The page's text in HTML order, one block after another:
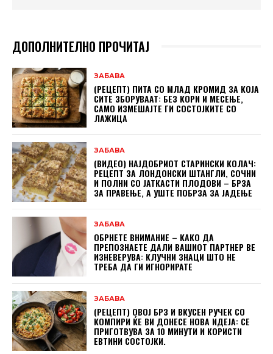
ДОПОЛНИТЕЛНО ПРОЧИТАЈ
ЗАБАВА
(РЕЦЕПТ) ПИТА СО МЛАД КРОМИД ЗА КОЈА
СИТЕ ЗБОРУВААТ: БЕЗ КОРИ И МЕСЕЊЕ,
САМО ИЗМЕШАЈТЕ ГИ СОСТОЈКИТЕ СО
ЛАЖИЦА
ЗАБАВА
(ВИДЕО) НАЈДОБРИОТ СТАРИНСКИ КОЛАЧ:
РЕЦЕПТ ЗА ЛОНДОНСКИ ШТАНГЛИ, СОЧНИ
И ПОЛНИ СО ЈАТКАСТИ ПЛОДОВИ – БРЗА
ЗА ПРАВЕЊЕ, А УШТЕ ПОБРЗА ЗА ЈАДЕЊЕ
ЗАБАВА
ОБРНЕТЕ ВНИМАНИЕ – КАКО ДА
ПРЕПОЗНАЕТЕ ДАЛИ ВАШИОТ ПАРТНЕР ВЕ
ИЗНЕВЕРУВА: КЛУЧНИ ЗНАЦИ ШТО НЕ
ТРЕБА ДА ГИ ИГНОРИРАТЕ
ЗАБАВА
(РЕЦЕПТ) ОВОЈ БРЗ И ВКУСЕН РУЧЕК СО
КОМПИРИ ЌЕ ВИ ДОНЕСЕ НОВА ИДЕЈА: СЕ
ПРИГОТВУВА ЗА 10 МИНУТИ И КОРИСТИ
ЕВТИНИ СОСТОЈКИ.